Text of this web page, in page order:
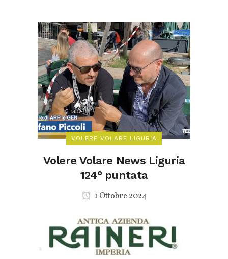
VOLERE VOLARE LIGURIA
Volere Volare News Liguria
124° puntata
1 Ottobre 2024